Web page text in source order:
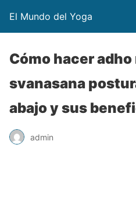
El Mundo del Yoga
Cómo hacer
svanasana
abajo y sus
admin